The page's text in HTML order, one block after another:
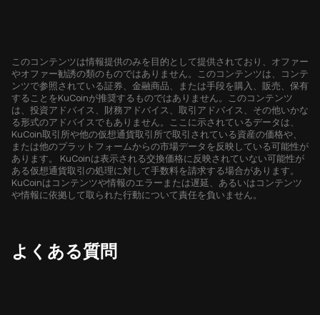
このコンテンツは情報提供のみを目的として提供されており、オファー
やオファー勧誘の類のものではありません。このコンテンツは、コンテ
ンツで参照されている証券、金融商品、または手段を購入、販売、保有
することをKuCoinが推奨するものではありません。このコンテンツ
は、投資アドバイス、財務アドバイス、取引アドバイス、その他いかな
る形式のアドバイスでもありません。ここに示されているデータは、
KuCoin取引所や他の仮想通貨取引所で取引されている資産の価格や、
または他のプラットフォームからの市場データを反映している可能性が
あります。 KuCoinは表示される交換価格に反映されていない可能性が
ある仮想通貨取引の処理に対して手数料を請求する場合があります。
KuCoinはコンテンツや情報のエラーまたは遅延、あるいはコンテンツ
や情報に依拠して取られた行動について責任を負いません。
よくある質問